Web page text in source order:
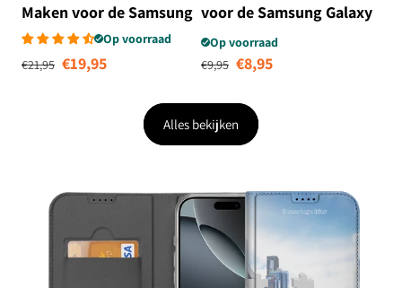
Maken voor de Samsung
Galaxy S23 PlusOp voorraad
Normale prijs
€21,95 Aanbiedingsprijs
€19,95
voor de Samsung Galaxy
S23 Plus Transparant
met Koord
Op voorraad
Normale prijs
€9,95 Aanbiedingsprijs
€8,95
Alles bekijken